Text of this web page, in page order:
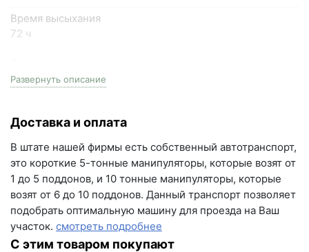
Написать на почту
пн-пт с 9:00 до 18:00
+7 (993) 993-77-22
Написать в МАКС
Написать в Telegram
Написать на почту
Время высыхания
72 ч
Петромикс
Развернуть описание
Доставка и оплата
В штате нашей фирмы есть собственный автотранспорт,
это короткие 5-тонные манипуляторы, которые возят от
1 до 5 поддонов, и 10 тонные манипуляторы, которые
возят от 6 до 10 поддонов. Данный транспорт позволяет
подобрать оптимальную машину для проезда на Ваш
участок. смотреть подробнее
С этим товаром покупают